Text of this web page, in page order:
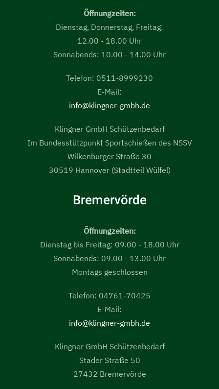
Öffnungzeiten:
Dienstag, Donnerstag, Freitag:
12.00 - 18.00 Uhr
Sonnabends: 10.00 - 14.00 Uhr
Telefon: 0511-8999230
E-Mail:
info@klingner-gmbh.de
Klingner GmbH Schützenbedarf
Im Bundesstützpunkt Sportschießen des NSSV
Wilkenburger Straße 30
30519 Hannover (Stadtteil Wülfel)
Bremervörde
Öffnungzeiten:
Dienstag bis Freitag: 09.00 - 18.00 Uhr
Sonnabends: 09.00 - 13.00 Uhr
Montags geschlossen
Telefon: 04761-70425
E-Mail:
info@klingner-gmbh.de
Klingner GmbH Schützenbedarf
Stader Straße 50
27432 Bremervörde